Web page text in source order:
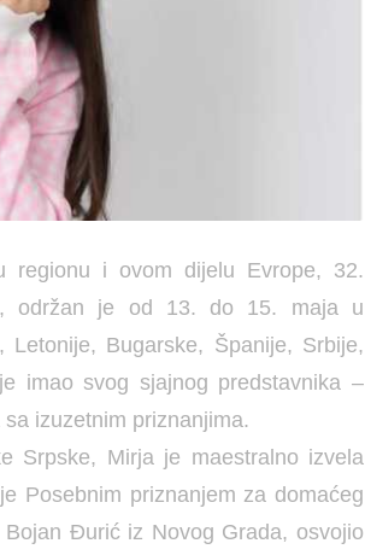
regionu i ovom dijelu Evrope, 32.
održan je od 13. do 15. maja u
Bugarske, Španije, Srbije,
imao svog sjajnog predstavnika –
izuzetnim priznanjima.
Srpske, Mirja je maestralno izvela
Posebnim priznanjem za domaćeg
Đurić iz Novog Grada, osvojio